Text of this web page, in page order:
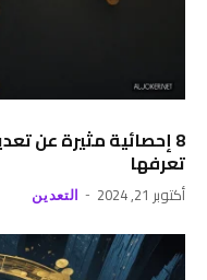
8 إحصائية مثيرة عن
تعرفها
أكتوبر 21, 2024 التعدين